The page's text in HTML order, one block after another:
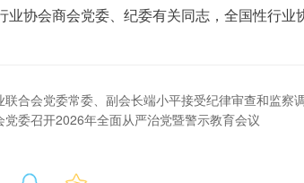
业协会商会党委、纪委有关同志，全国性行业
合会党委常委、副会长端小平接受纪律审查和监察
委召开2026年全面从严治党暨警示教育会议